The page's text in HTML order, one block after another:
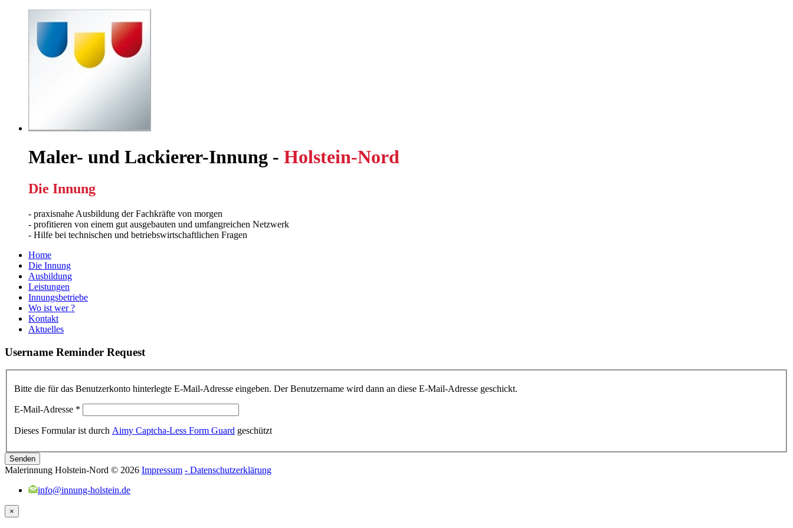
Maler- und Lackierer-Innung - Holstein-Nord
Die Innung
- praxisnahe Ausbildung der Fachkräfte von morgen
- profitieren von einem gut ausgebauten und umfangreichen Netzwerk
- Hilfe bei technischen und betriebswirtschaftlichen Fragen
Home
Die Innung
Ausbildung
Leistungen
Innungsbetriebe
Wo ist wer ?
Kontakt
Aktuelles
Username Reminder Request
Bitte die für das Benutzerkonto hinterlegte E-Mail-Adresse eingeben. Der Benutzername wird dann an diese E-Mail-Adresse geschickt.
E-Mail-Adresse *
Dieses Formular ist durch Aimy Captcha-Less Form Guard geschützt
Senden
Malerinnung Holstein-Nord © 2026 Impressum - Datenschutzerklärung
info@innung-holstein.de
×